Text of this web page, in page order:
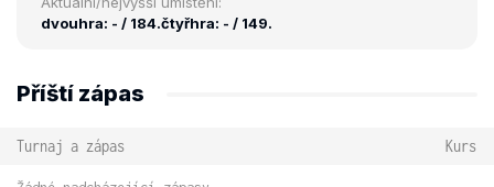
dvouhra: - / 184.čtyřhra: - / 149.
Příští zápas
Turnaj a zápas Kurs